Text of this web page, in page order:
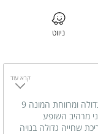
ניווט
וילה סיישל מזמינה אתכם לחופשה חלומית בוילה גדולה ומרווחת המונה 9
חיצוני מרהיב השופע
שחייה גדולה בנויה
קרא עוד